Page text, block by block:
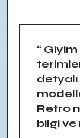
“
Retro
bilgi ve